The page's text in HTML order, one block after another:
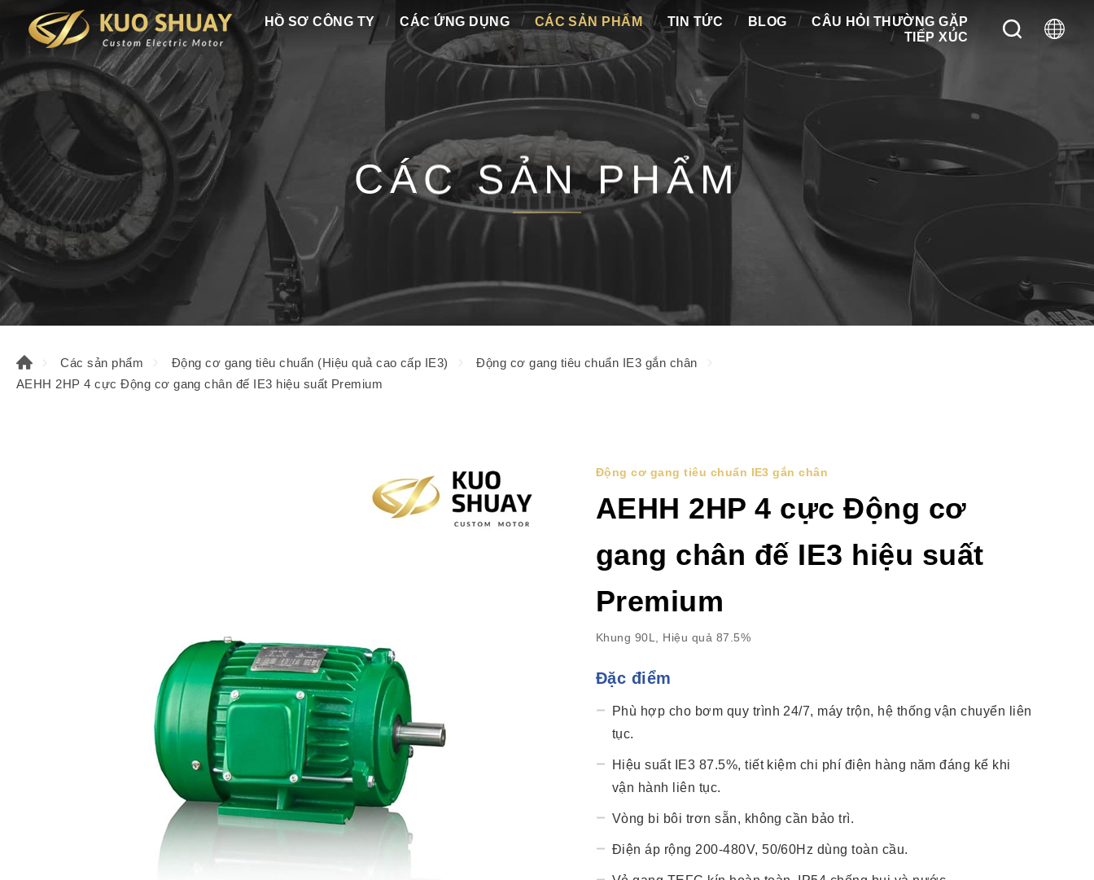
HỒ SƠ CÔNG TY CÁC ỨNG DỤNG CÁC SẢN PHẨM TIN TỨC BLOG
CÂU HỎI THƯỜNG GẶP
TIẾP XÚC
CÁC SẢN PHẨM
Các sản phẩm Động cơ gang tiêu chuẩn (Hiệu quả cao cấp IE3)
Động cơ gang tiêu chuẩn IE3 gắn chân
AEHH 2HP 4 cực Động cơ gang chân đế IE3 hiệu suất Premium
Động cơ gang tiêu chuẩn IE3 gắn chân
AEHH 2HP 4 cực Động cơ
gang chân đế IE3 hiệu suất
Premium
Khung 90L, Hiệu quả 87.5%
Đặc điểm
Phù hợp cho bơm quy trình 24/7, máy trộn, hệ thống vận chuyển liên
tục.
Hiệu suất IE3 87.5%, tiết kiệm chi phí điện hàng năm đáng kể khi
vận hành liên tục.
Vòng bi bôi trơn sẵn, không cần bảo trì.
Điện áp rộng 200-480V, 50/60Hz dùng toàn cầu.